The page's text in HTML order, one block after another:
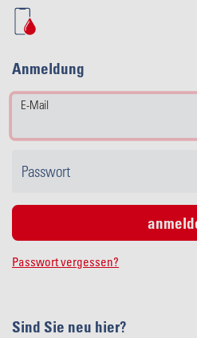
Anmeldung
E-Mail
Passwort
Passwort vergessen?
Sind Sie neu hier?